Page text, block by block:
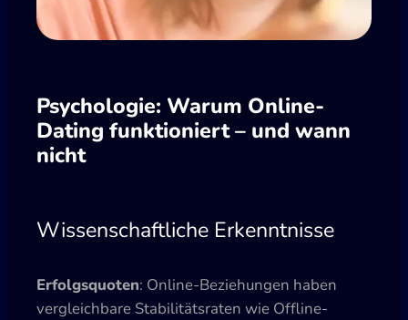
Psychologie: Warum Online-
Dating funktioniert – und wann
nicht
Wissenschaftliche Erkenntnisse
Erfolgsquoten: Online-Beziehungen haben
vergleichbare Stabilitätsraten wie Offline-